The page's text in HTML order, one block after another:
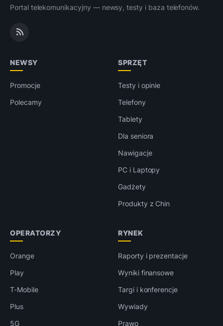
Portal telekomunikacyjny — newsy, testy i baza telefonów.
NEWSY
Promocje
Polecamy
SPRZĘT
Testy i opinie
Telefony
Tablety
Dla seniora
Nawigacje
PC i Laptopy
Gadżety
Produkty z Chin
OPERATORZY
Orange
Play
T-Mobile
Plus
5G
RYNEK
Raporty i prezentacje
Wyniki finansowe
Targi i konferencje
Wywiady
Prawo